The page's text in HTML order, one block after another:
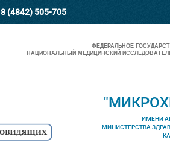
8 (4842) 505-705
ФЕДЕРАЛЬНОЕ
НАЦИОНАЛЬНЫЙ МЕДИЦИНСКИЙ
ИМЕНИ
МИНИСТЕРСТВА